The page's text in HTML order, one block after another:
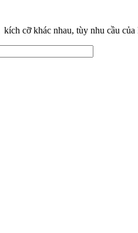
cỡ khác nhau, tùy nhu cầu